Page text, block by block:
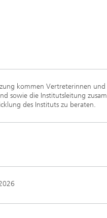
kommen Vertreterinnen und
sowie die Institutsleitung
des Instituts zu beraten.